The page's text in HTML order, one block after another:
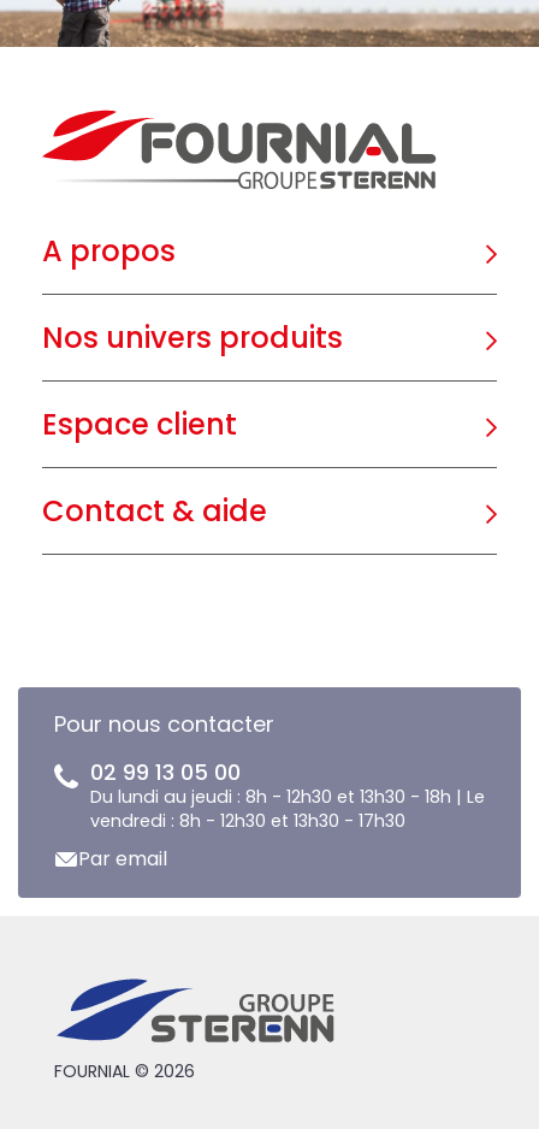
A propos
Nos univers produits
Espace client
Contact & aide
Pour nous contacter
02 99 13 05 00
Du lundi au jeudi : 8h - 12h30 et 13h30 - 18h | Le
vendredi : 8h - 12h30 et 13h30 - 17h30
Par email
FOURNIAL © 2026